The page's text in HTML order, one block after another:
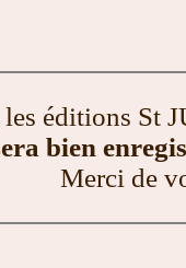
éditions St
bien
Merci de